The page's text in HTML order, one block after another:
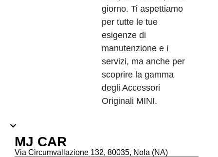
giorno. Ti aspettiamo
per tutte le tue
esigenze di
manutenzione e i
servizi, ma anche per
scoprire la gamma
degli Accessori
Originali MINI.
MJ CAR
Via Circumvallazione 132, 80035, Nola (NA)